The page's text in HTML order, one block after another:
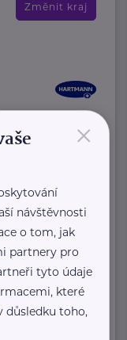
Změnit kraj
cz
×
návštěvnosti
o tom, jak
partnery pro
tyto údaje
které
důsledku toho,